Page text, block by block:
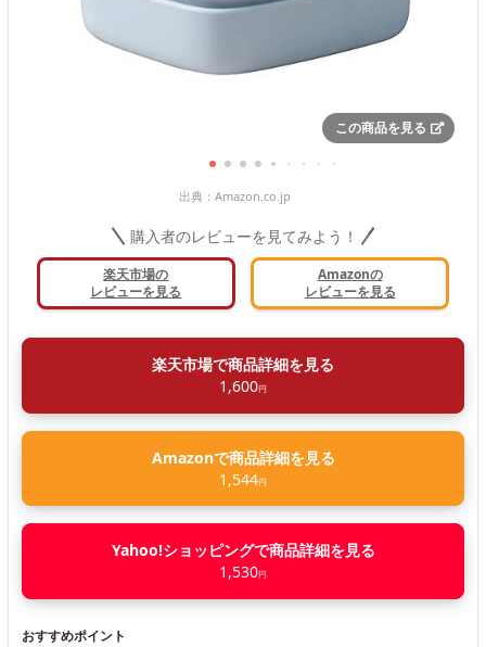
この商品を見る
出典： Amazon.co.jp
購入者のレビューを見てみよう！
楽天市場の
レビューを見る
Amazonの
レビューを見る
楽天市場で商品詳細を見る
1,600円
Amazonで商品詳細を見る
1,544円
Yahoo!ショッピングで商品詳細を見る
1,530円
おすすめポイント